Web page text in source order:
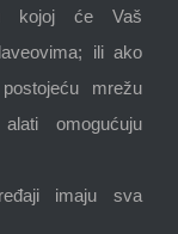
kojoj će Vaš
ili ako
mrežu
omogućuju
imaju sva